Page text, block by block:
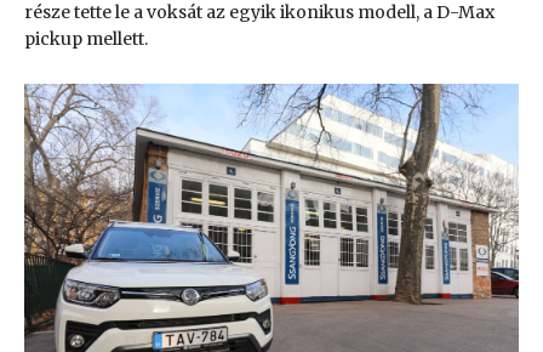
része tette le a voksát az egyik ikonikus modell, a D-Max
pickup mellett.